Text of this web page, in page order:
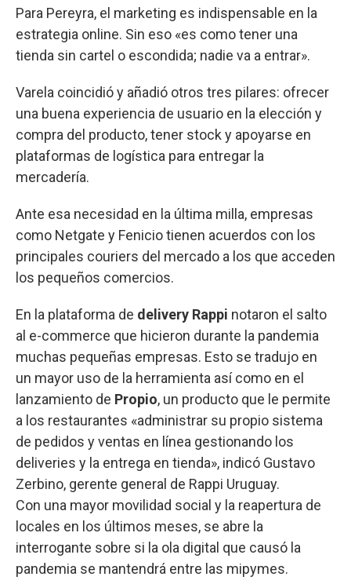
Para Pereyra, el marketing es indispensable en la
estrategia online. Sin eso «es como tener una
tienda sin cartel o escondida; nadie va a entrar».
Varela coincidió y añadió otros tres pilares: ofrecer
una buena experiencia de usuario en la elección y
compra del producto, tener stock y apoyarse en
plataformas de logística para entregar la
mercadería.
Ante esa necesidad en la última milla, empresas
como Netgate y Fenicio tienen acuerdos con los
principales couriers del mercado a los que acceden
los pequeños comercios.
En la plataforma de delivery Rappi notaron el salto
al e-commerce que hicieron durante la pandemia
muchas pequeñas empresas. Esto se tradujo en
un mayor uso de la herramienta así como en el
lanzamiento de Propio, un producto que le permite
a los restaurantes «administrar su propio sistema
de pedidos y ventas en línea gestionando los
deliveries y la entrega en tienda», indicó Gustavo
Zerbino, gerente general de Rappi Uruguay.
Con una mayor movilidad social y la reapertura de
locales en los últimos meses, se abre la
interrogante sobre si la ola digital que causó la
pandemia se mantendrá entre las mipymes.